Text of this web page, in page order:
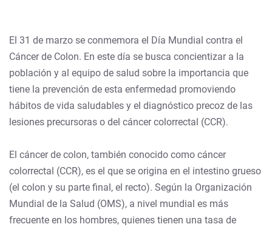
El 31 de marzo se conmemora el Día Mundial contra el
Cáncer de Colon. En este día se busca concientizar a la
población y al equipo de salud sobre la importancia que
tiene la prevención de esta enfermedad promoviendo
hábitos de vida saludables y el diagnóstico precoz de las
lesiones precursoras o del cáncer colorrectal (CCR).
El cáncer de colon, también conocido como cáncer
colorrectal (CCR), es el que se origina en el intestino grueso
(el colon y su parte final, el recto). Según la Organización
Mundial de la Salud (OMS), a nivel mundial es más
frecuente en los hombres, quienes tienen una tasa de